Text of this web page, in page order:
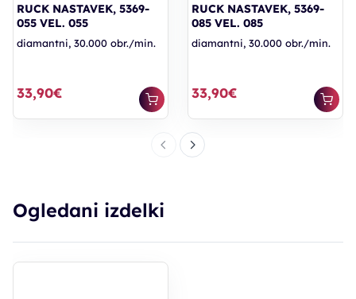
RUCK NASTAVEK, 5369-
055 VEL. 055
diamantni, 30.000 obr./min.
33,90€
RUCK NASTAVEK, 5369-
085 VEL. 085
diamantni, 30.000 obr./min.
33,90€
Ogledani izdelki